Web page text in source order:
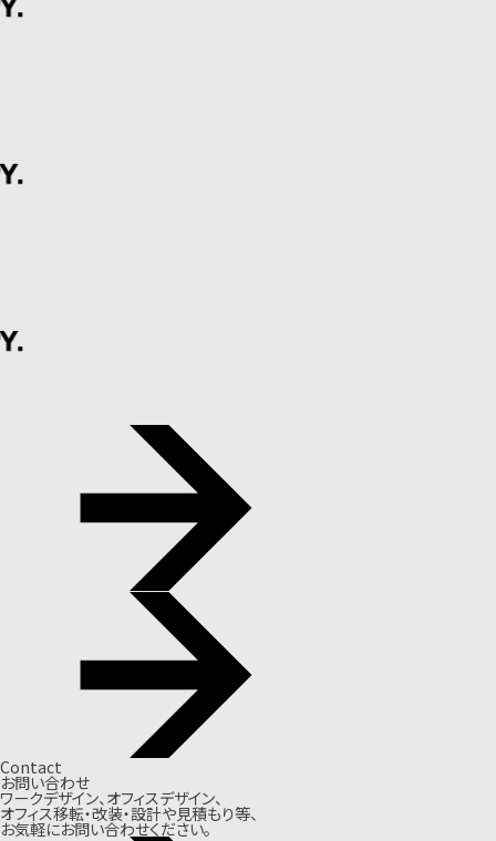
Contact
お問い合わせ
ワークデザイン、オフィスデザイン、
オフィス移転・改装・設計や見積もり等、
お気軽にお問い合わせください。